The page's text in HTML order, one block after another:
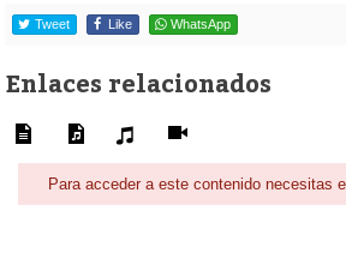
Tweet Like WhatsApp
Enlaces relacionados
Para acceder a este contenido necesitas